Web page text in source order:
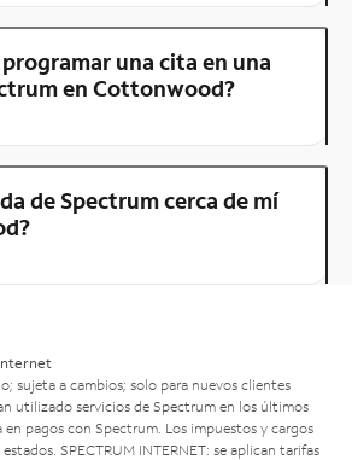
una cita en una
en Cottonwood?
de Spectrum cerca de mí
sujeta a cambios; solo para nuevos clientes
utilizado servicios de Spectrum en los últimos
pagos con Spectrum. Los impuestos y cargos
SPECTRUM INTERNET: se aplican tarifas